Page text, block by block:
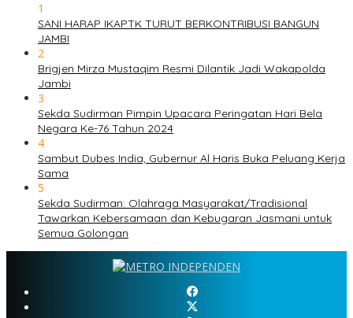
1
SANI HARAP IKAPTK TURUT BERKONTRIBUSI BANGUN
JAMBI
2
Brigjen Mirza Mustaqim Resmi Dilantik Jadi Wakapolda
Jambi
3
Sekda Sudirman Pimpin Upacara Peringatan Hari Bela
Negara Ke-76 Tahun 2024
4
Sambut Dubes India, Gubernur Al Haris Buka Peluang Kerja
Sama
5
Sekda Sudirman: Olahraga Masyarakat/Tradisional
Tawarkan Kebersamaan dan Kebugaran Jasmani untuk
Semua Golongan